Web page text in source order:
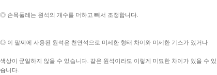
◎ 손목둘레는 원석의 개수를 더하고 빼서 조정합니다.
◎ 이 팔찌에 사용된 원석은 천연석으로 미세한 형태 차이와 미세한 기스가 있거나
색상이 균일하지 않을 수 있습니다. 같은 원석이라도 이렇게 미묘한 차이가 있을 수 있
습니다.